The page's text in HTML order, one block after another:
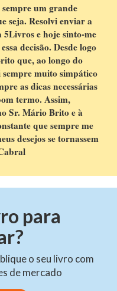
um grande
seja. Resolvi enviar a
e hoje sinto-me
decisão. Desde logo
que, ao longo do
muito simpático
as dicas necessárias
termo. Assim,
Sr. Mário Brito e à
que sempre me
desejos se tornassem
para
o seu livro com
de mercado